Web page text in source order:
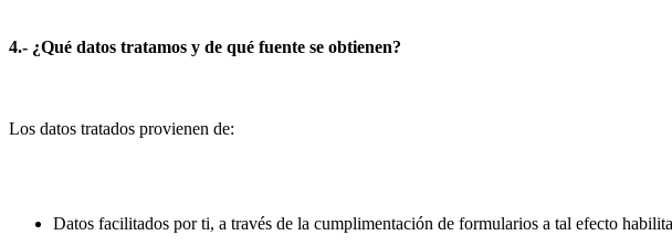
4.- ¿Qué datos tratamos y de qué fuente se obtienen?
Los datos tratados provienen de:
Datos facilitados por ti, a través de la cumplimentación de formularios a tal efecto